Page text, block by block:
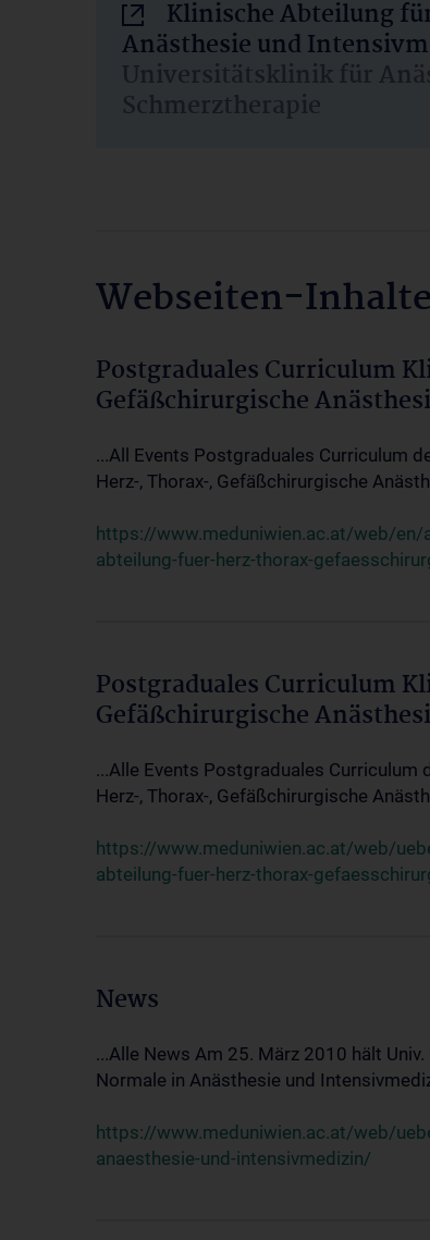
Klinische Abteilung
Anästhesie und
Universitätsklinik für
Schmerztherapie
Webseiten-Inhalte
Postgraduales Curriculum
Gefäßchirurgische
...All Events Postgraduales Curriculum
Herz-, Thorax-, Gefäßchirurgische
https://www.meduniwien.ac.at/web/
abteilung-fuer-herz-thorax-
Postgraduales Curriculum
Gefäßchirurgische
...Alle Events Postgraduales
Herz-, Thorax-, Gefäßchirurgische
https://www.meduniwien.ac.at/web/
abteilung-fuer-herz-thorax-
News
...Alle News Am 25. März 2010 hält
Normale in Anästhesie und
https://www.meduniwien.ac.at/web/
anaesthesie-und-intensivmedizin/